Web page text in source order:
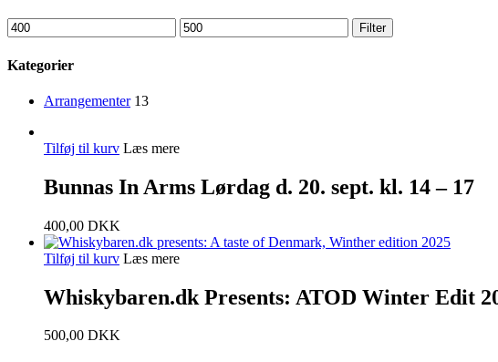
Filter
Kategorier
Arrangementer 13
Tilføj til kurv Læs mere
Bunnas In Arms Lørdag d. 20. sept. kl. 14 – 17
400,00 DKK
Tilføj til kurv Læs mere
Whiskybaren.dk Presents: ATOD Winter Edit
500,00 DKK